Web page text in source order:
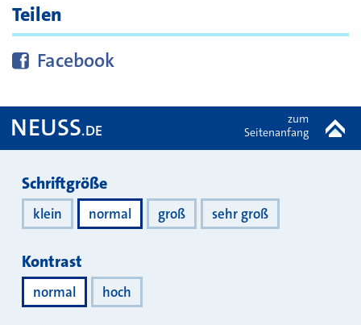
Teilen
Diese Seite bei
Facebook
NEUSS.DE
zum
Seitenanfang
Darstellung
Schriftgröße
klein normal groß sehr groß
Kontrast
normal hoch